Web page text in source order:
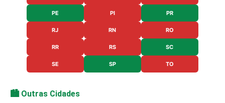
PE PI PR
RJ RN RO
RR RS SC
SE SP TO
🏙️ Outras Cidades